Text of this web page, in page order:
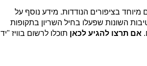
בציפורים הנודדות. מידע נוסף על
השונות שפעלו בחיל השריון בתקופות
אם תרצו להגיע לכאן תוכלו לרשום בוויז "יד